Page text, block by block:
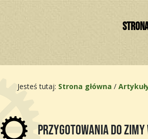
Jesteś tutaj: Strona główna /
Przygotowania do zimy